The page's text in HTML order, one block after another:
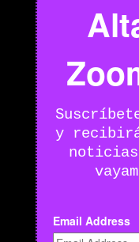
y
Email Address